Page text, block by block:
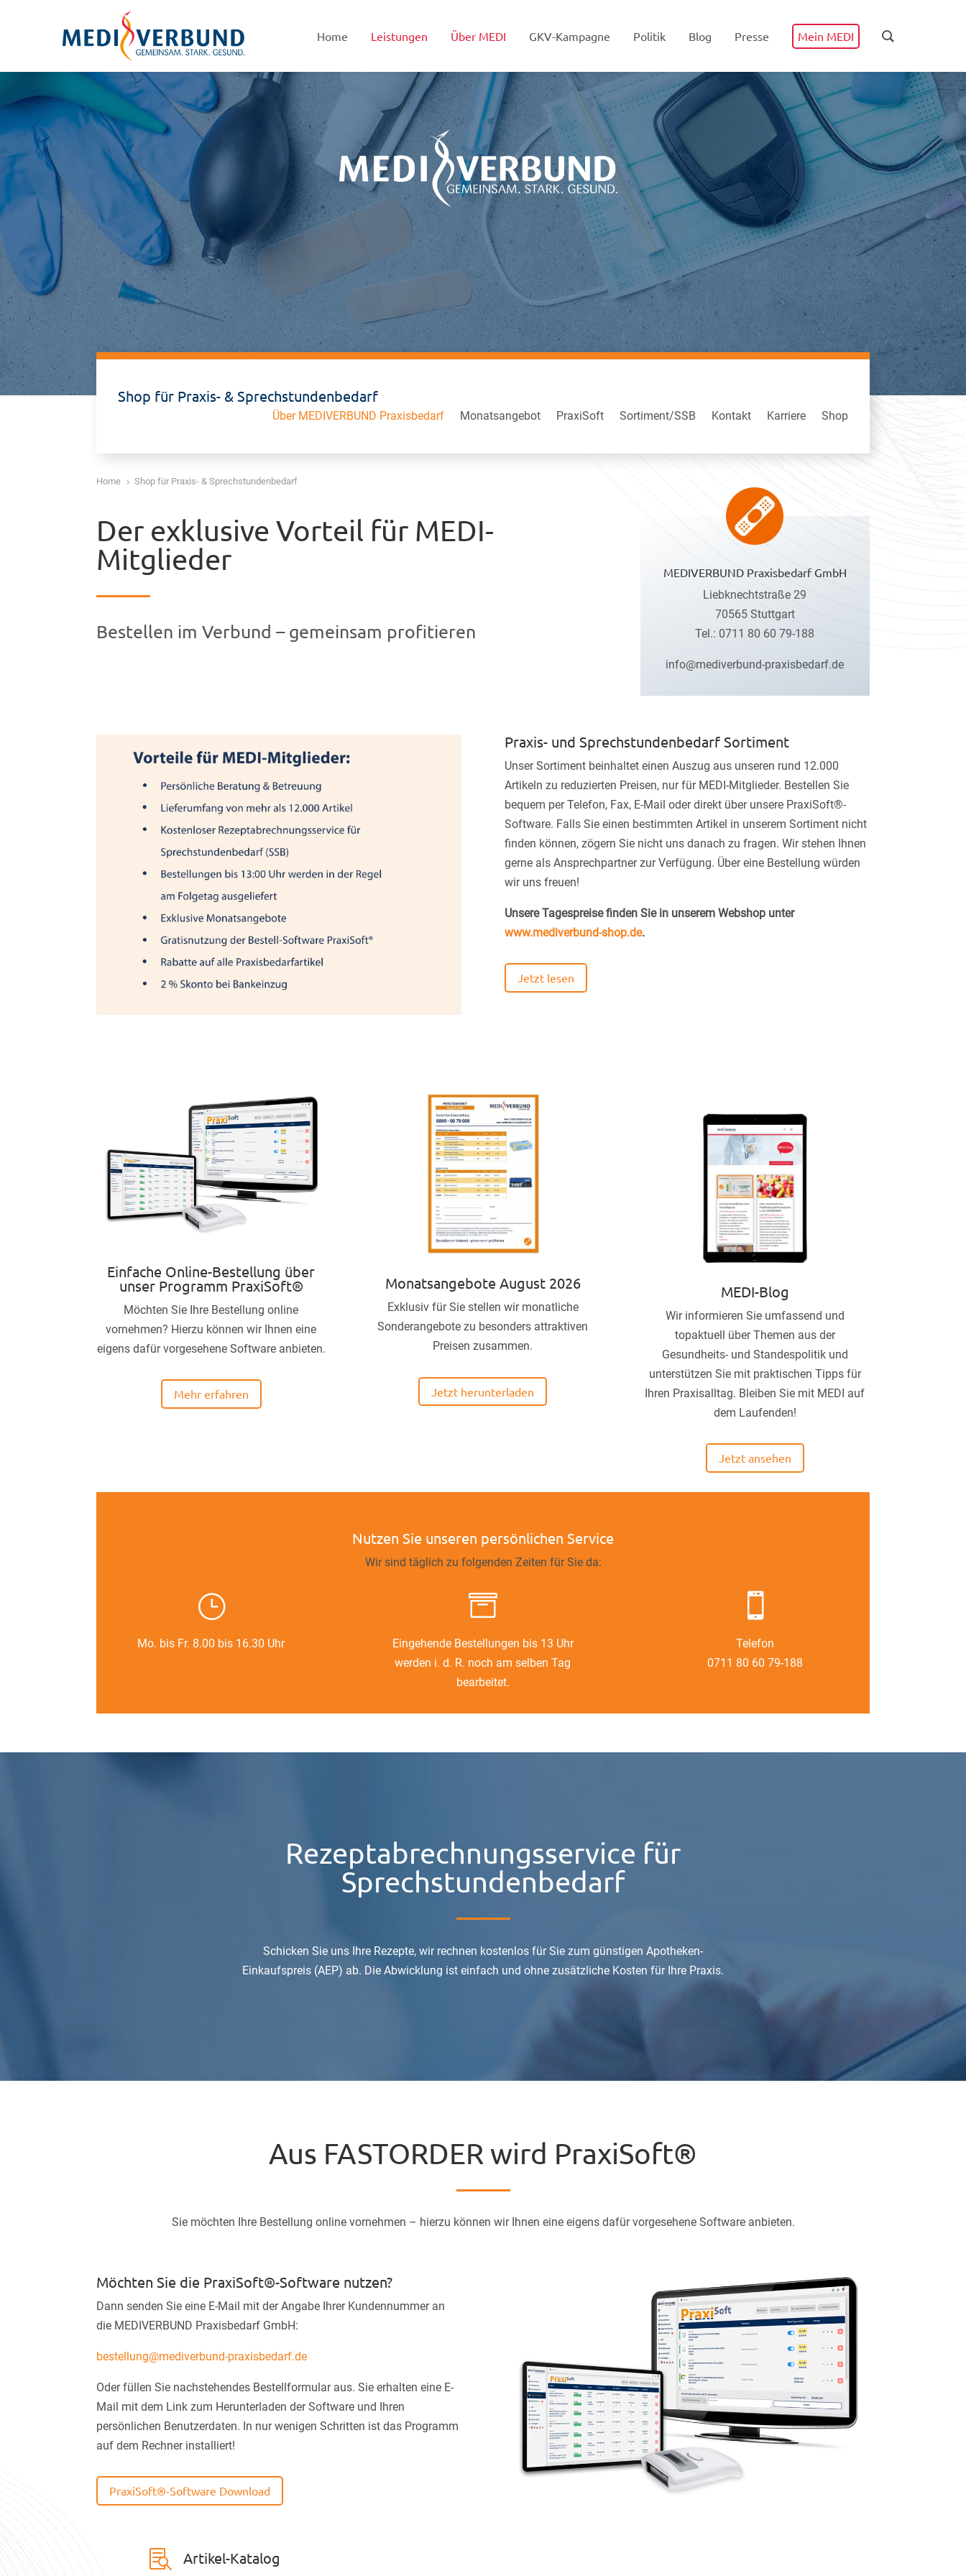
Home Leistungen Über MEDI GKV-Kampagne Politik Blog Presse Mein MEDI
Shop für Praxis- & Sprechstundenbedarf
Über MEDIVERBUND Praxisbedarf Monatsangebot PraxiSoft Sortiment/SSB Kontakt Karriere Shop
Home 5 Shop für Praxis- & Sprechstundenbedarf
Der exklusive Vorteil für MEDI-
Mitglieder
Bestellen im Verbund – gemeinsam profitieren
MEDIVERBUND Praxisbedarf GmbH
Liebknechtstraße 29
70565 Stuttgart
Tel.: 0711 80 60 79-188
info@mediverbund-praxisbedarf.de
Praxis- und Sprechstundenbedarf Sortiment
Unser Sortiment beinhaltet einen Auszug aus unseren rund 12.000
Artikeln zu reduzierten Preisen, nur für MEDI-Mitglieder. Bestellen Sie
bequem per Telefon, Fax, E-Mail oder direkt über unsere PraxiSoft®-
Software. Falls Sie einen bestimmten Artikel in unserem Sortiment nicht
finden können, zögern Sie nicht uns danach zu fragen. Wir stehen Ihnen
gerne als Ansprechpartner zur Verfügung. Über eine Bestellung würden
wir uns freuen!
Unsere Tagespreise finden Sie in unserem Webshop unter
www.mediverbund-shop.de.
Jetzt lesen
Einfache Online-Bestellung über
unser Programm PraxiSoft®
Möchten Sie Ihre Bestellung online
vornehmen? Hierzu können wir Ihnen eine
eigens dafür vorgesehene Software anbieten.
Mehr erfahren
Monatsangebote August 2026
Exklusiv für Sie stellen wir monatliche
Sonderangebote zu besonders attraktiven
Preisen zusammen.
Jetzt herunterladen
MEDI-Blog
Wir informieren Sie umfassend und
topaktuell über Themen aus der
Gesundheits- und Standespolitik und
unterstützen Sie mit praktischen Tipps für
Ihren Praxisalltag. Bleiben Sie mit MEDI auf
dem Laufenden!
Jetzt ansehen
Nutzen Sie unseren persönlichen Service
Wir sind täglich zu folgenden Zeiten für Sie da:
}
Mo. bis Fr. 8.00 bis 16.30 Uhr

Eingehende Bestellungen bis 13 Uhr
werden i. d. R. noch am selben Tag
bearbeitet.

Telefon
0711 80 60 79-188
Rezeptabrechnungsservice für
Sprechstundenbedarf
Schicken Sie uns Ihre Rezepte, wir rechnen kostenlos für Sie zum günstigen Apotheken-
Einkaufspreis (AEP) ab. Die Abwicklung ist einfach und ohne zusätzliche Kosten für Ihre Praxis.
Aus FASTORDER wird PraxiSoft®
Sie möchten Ihre Bestellung online vornehmen – hierzu können wir Ihnen eine eigens dafür vorgesehene Software anbieten.
Möchten Sie die PraxiSoft®-Software nutzen?
Dann senden Sie eine E-Mail mit der Angabe Ihrer Kundennummer an
die MEDIVERBUND Praxisbedarf GmbH:
bestellung@mediverbund-praxisbedarf.de
Oder füllen Sie nachstehendes Bestellformular aus. Sie erhalten eine E-
Mail mit dem Link zum Herunterladen der Software und Ihren
persönlichen Benutzerdaten. In nur wenigen Schritten ist das Programm
auf dem Rechner installiert!
PraxiSoft®-Software Download
 Artikel-Katalog